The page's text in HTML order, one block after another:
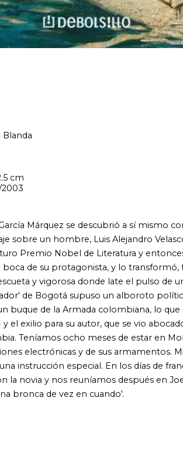
se descubrió a sí mismo como un
un hombre, Luis Alejandro Velasco, que estuvo
su protagonista, y lo transformó, tal vez sin
vigorosa donde late el pulso de un gran escritor.
supuso un alboroto político considerable -
de la Armada colombiana, lo que costó la vida de
para su autor, que se vio abocado a una nueva
ocho meses de estar en Mobile, Alabama,
y de sus armamentos. Mientras
y nos reuníamos después en Joe Palooka, una
de vez en cuando'.